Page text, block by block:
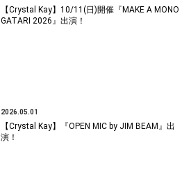
【Crystal Kay】10/11(日)開催『MAKE A MONO
GATARI 2026』出演！
2026.05.01
【Crystal Kay】『OPEN MIC by JIM BEAM』出
演！